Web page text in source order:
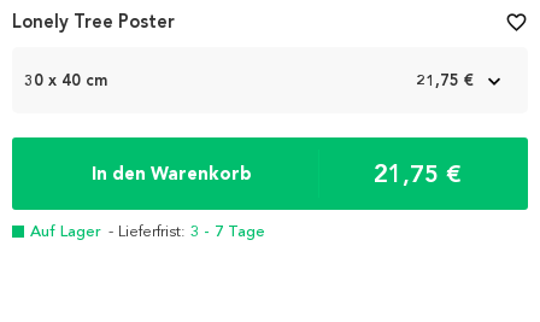
1
30 x 40 cm 21,75 €
In den Warenkorb 21,75 €
Auf Lager - Lieferfrist: 3 - 7 Tage
Lonely Tree Poster favorite_border